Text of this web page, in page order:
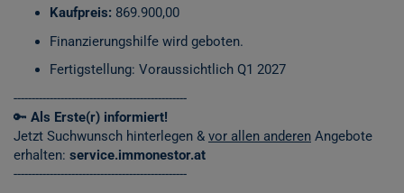
Kaufpreis: 869.900,00
Finanzierungshilfe wird geboten.
Fertigstellung: Voraussichtlich Q1 2027
------------------------------------------------
🔑 Als Erste(r) informiert!
Jetzt Suchwunsch hinterlegen & vor allen anderen Angebote
erhalten: service.immonestor.at
------------------------------------------------